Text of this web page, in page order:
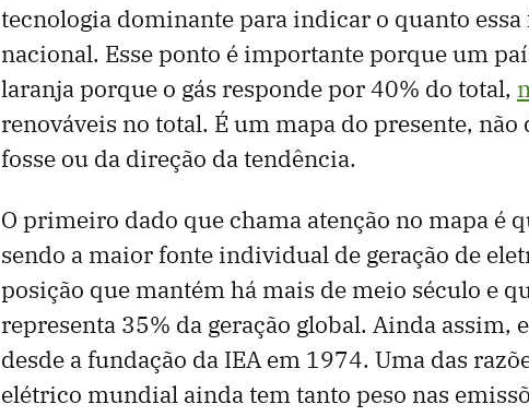
tecnologia dominante para indicar o quanto
nacional. Esse ponto é importante porque um
laranja porque o gás responde por 40% do total,
renováveis no total. É um mapa do presente,
fosse ou da direção da tendência.
O primeiro dado que chama atenção no mapa é
sendo a maior fonte individual de geração de
posição que mantém há mais de meio século e
representa 35% da geração global. Ainda assim,
desde a fundação da IEA em 1974. Uma das
elétrico mundial ainda tem tanto peso nas